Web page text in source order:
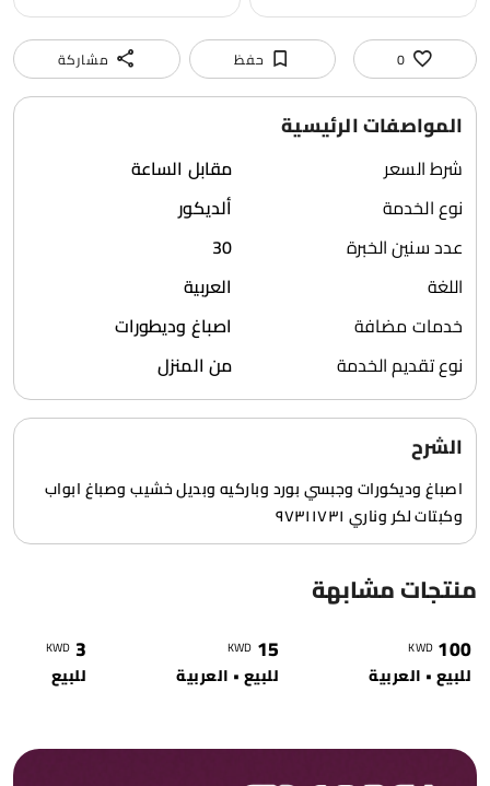
0 حفظ مشاركة
المواصفات الرئيسية
شرط السعر
مقابل الساعة
نوع الخدمة
ألديكور
عدد سنين الخبرة
30
اللغة
العربية
خدمات مضافة
اصباغ وديطورات
نوع تقديم الخدمة
من المنزل
الشرح
اصباغ وديكورات وجبسي بورد وباركيه وبديل خشيب وصباغ ابواب
وكبتات لكر وناري ٩٧٣١١٧٣١
منتجات مشابهة
1107 1
100
KWD
للبيع • العربية
15
KWD
للبيع • العربية
3
KWD
للبيع